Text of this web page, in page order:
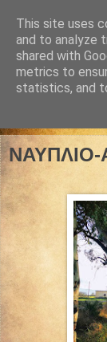
ΝΑΥΠΛΙΟ-
This site uses
and to analyze
shared with
metrics to
statistics, and